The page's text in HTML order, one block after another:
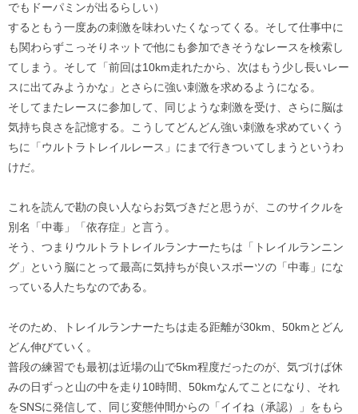
でもドーパミンが出るらしい）
するともう一度あの刺激を味わいたくなってくる。そして仕事中に
も関わらずこっそりネットで他にも参加できそうなレースを検索し
てしまう。そして「前回は10km走れたから、次はもう少し長いレー
スに出てみようかな」とさらに強い刺激を求めるようになる。
そしてまたレースに参加して、同じような刺激を受け、さらに脳は
気持ち良さを記憶する。こうしてどんどん強い刺激を求めていくう
ちに「ウルトラトレイルレース」にまで行きついてしまうというわ
けだ。
これを読んで勘の良い人ならお気づきだと思うが、このサイクルを
別名「中毒」「依存症」と言う。
そう、つまりウルトラトレイルランナーたちは「トレイルランニン
グ」という脳にとって最高に気持ちが良いスポーツの「中毒」にな
っている人たちなのである。
そのため、トレイルランナーたちは走る距離が30km、50kmとどん
どん伸びていく。
普段の練習でも最初は近場の山で5km程度だったのが、気づけば休
みの日ずっと山の中を走り10時間、50kmなんてことになり、それ
をSNSに発信して、同じ変態仲間からの「イイね（承認）」をもら